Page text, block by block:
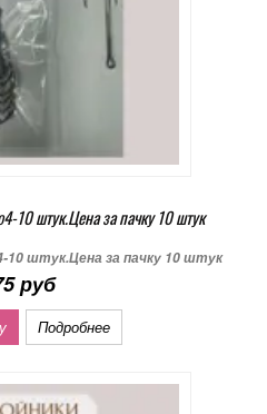
10 штук.Цена за пачку 10 штук
10 штук.Цена за пачку 10 штук
руб
Подробнее